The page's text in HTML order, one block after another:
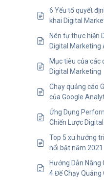
6 Yếu tố quyết
khai Digital
Nên tự thực hiện
Digital Marketing
Mục tiêu của các
Digital Marketing
Chạy quảng cáo
của Google
Ứng Dụng
Chiến Lược
Top 5 xu hướng
nổi bật năm 2021
Hướng Dẫn Nâng
4 Để Chạy Quảng